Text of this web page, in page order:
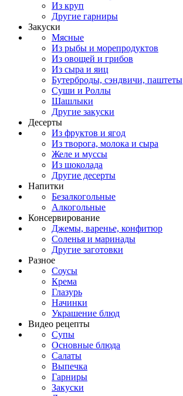
Из круп
Другие гарниры
Закуски
Мясные
Из рыбы и морепродуктов
Из овощей и грибов
Из сыра и яиц
Бутерброды, сэндвичи, паштеты
Суши и Роллы
Шашлыки
Другие закуски
Десерты
Из фруктов и ягод
Из творога, молока и сыра
Желе и муссы
Из шоколада
Другие десерты
Напитки
Безалкогольные
Алкогольные
Консервирование
Джемы, варенье, конфитюр
Соленья и маринады
Другие заготовки
Разное
Соусы
Крема
Глазурь
Начинки
Украшение блюд
Видео рецепты
Супы
Основные блюда
Салаты
Выпечка
Гарниры
Закуски